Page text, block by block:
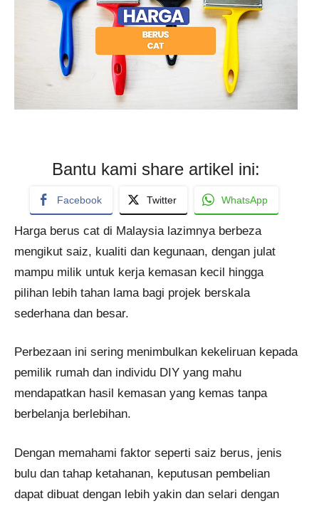
Bantu kami share artikel ini:
Facebook Twitter WhatsApp
Harga berus cat di Malaysia lazimnya berbeza
mengikut saiz, kualiti dan kegunaan, dengan julat
mampu milik untuk kerja kemasan kecil hingga
pilihan lebih tahan lama bagi projek berskala
sederhana dan besar.
Perbezaan ini sering menimbulkan kekeliruan kepada
pemilik rumah dan individu DIY yang mahu
mendapatkan hasil kemasan yang kemas tanpa
berbelanja berlebihan.
Dengan memahami faktor seperti saiz berus, jenis
bulu dan tahap ketahanan, keputusan pembelian
dapat dibuat dengan lebih yakin dan selari dengan